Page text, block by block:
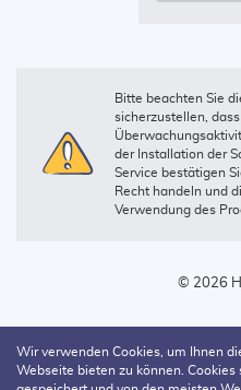
Bitte beachten Sie
sicherzustellen,
der Installation der
Service bestätigen
Recht handeln und
Verwendung des
© 2026
Wir verwenden Cookies, um Ihnen
Webseite bieten zu können.